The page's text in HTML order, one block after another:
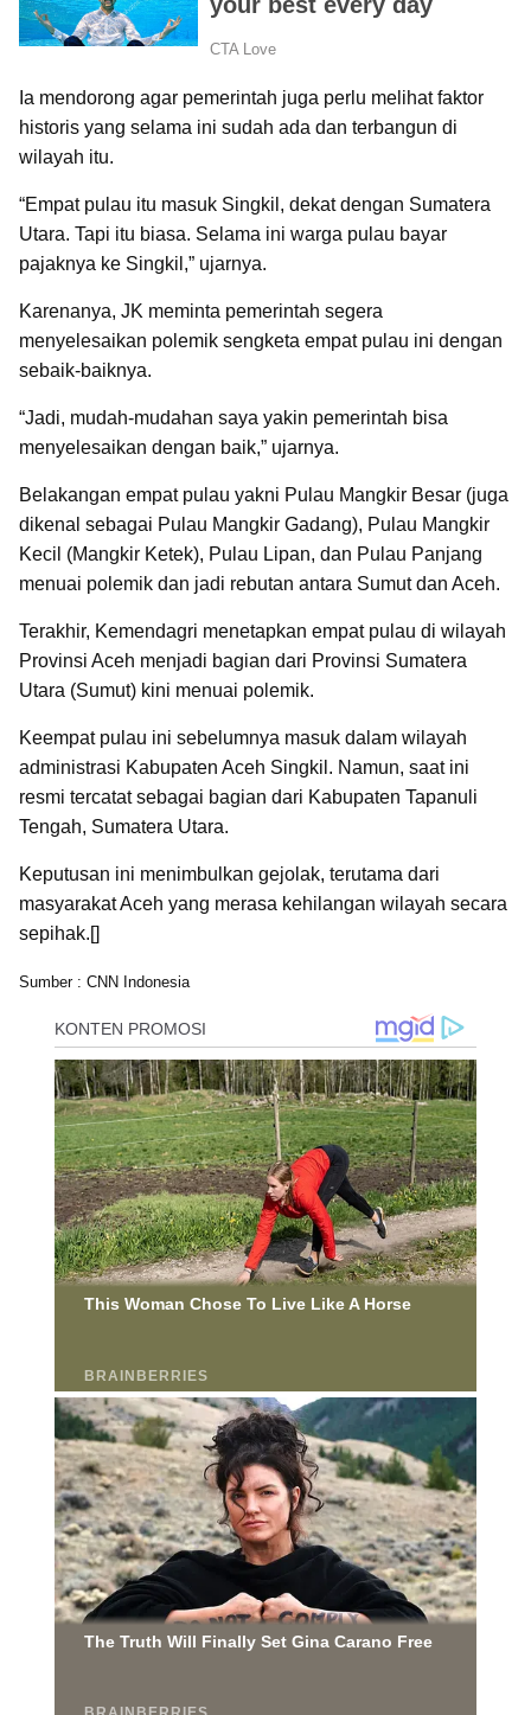
Ia mendorong agar pemerintah juga perlu melihat faktor
historis yang selama ini sudah ada dan terbangun di
wilayah itu.
“Empat pulau itu masuk Singkil, dekat dengan Sumatera
Utara. Tapi itu biasa. Selama ini warga pulau bayar
pajaknya ke Singkil,” ujarnya.
Karenanya, JK meminta pemerintah segera
menyelesaikan polemik sengketa empat pulau ini dengan
sebaik-baiknya.
“Jadi, mudah-mudahan saya yakin pemerintah bisa
menyelesaikan dengan baik,” ujarnya.
Belakangan empat pulau yakni Pulau Mangkir Besar (juga
dikenal sebagai Pulau Mangkir Gadang), Pulau Mangkir
Kecil (Mangkir Ketek), Pulau Lipan, dan Pulau Panjang
menuai polemik dan jadi rebutan antara Sumut dan Aceh.
Terakhir, Kemendagri menetapkan empat pulau di wilayah
Provinsi Aceh menjadi bagian dari Provinsi Sumatera
Utara (Sumut) kini menuai polemik.
Keempat pulau ini sebelumnya masuk dalam wilayah
administrasi Kabupaten Aceh Singkil. Namun, saat ini
resmi tercatat sebagai bagian dari Kabupaten Tapanuli
Tengah, Sumatera Utara.
Keputusan ini menimbulkan gejolak, terutama dari
masyarakat Aceh yang merasa kehilangan wilayah secara
sepihak.[]
Sumber : CNN Indonesia